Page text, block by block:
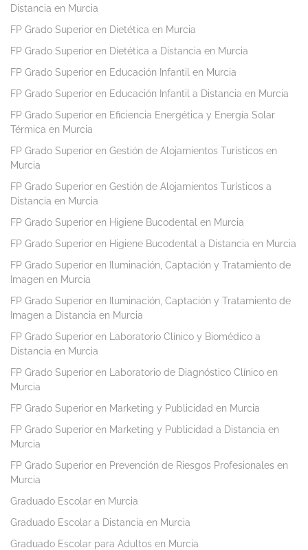
Distancia en Murcia
FP Grado Superior en Dietética en Murcia
FP Grado Superior en Dietética a Distancia en Murcia
FP Grado Superior en Educación Infantil en Murcia
FP Grado Superior en Educación Infantil a Distancia en Murcia
FP Grado Superior en Eficiencia Energética y Energía Solar
Térmica en Murcia
FP Grado Superior en Gestión de Alojamientos Turísticos en
Murcia
FP Grado Superior en Gestión de Alojamientos Turísticos a
Distancia en Murcia
FP Grado Superior en Higiene Bucodental en Murcia
FP Grado Superior en Higiene Bucodental a Distancia en Murcia
FP Grado Superior en Iluminación, Captación y Tratamiento de
Imagen en Murcia
FP Grado Superior en Iluminación, Captación y Tratamiento de
Imagen a Distancia en Murcia
FP Grado Superior en Laboratorio Clínico y Biomédico a
Distancia en Murcia
FP Grado Superior en Laboratorio de Diagnóstico Clínico en
Murcia
FP Grado Superior en Marketing y Publicidad en Murcia
FP Grado Superior en Marketing y Publicidad a Distancia en
Murcia
FP Grado Superior en Prevención de Riesgos Profesionales en
Murcia
Graduado Escolar en Murcia
Graduado Escolar a Distancia en Murcia
Graduado Escolar para Adultos en Murcia